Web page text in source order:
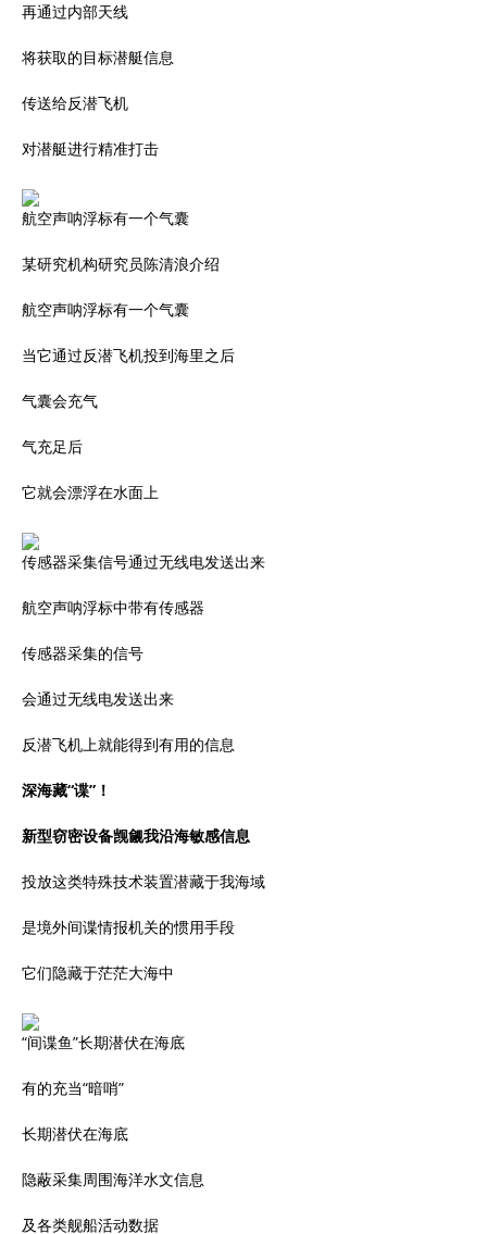
再通过内部天线
将获取的目标潜艇信息
传送给反潜飞机
对潜艇进行精准打击
航空声呐浮标有一个气囊
某研究机构研究员陈清浪介绍
航空声呐浮标有一个气囊
当它通过反潜飞机投到海里之后
气囊会充气
气充足后
它就会漂浮在水面上
传感器采集信号通过无线电发送出来
航空声呐浮标中带有传感器
传感器采集的信号
会通过无线电发送出来
反潜飞机上就能得到有用的信息
深海藏“谍”！
新型窃密设备觊觎我沿海敏感信息
投放这类特殊技术装置潜藏于我海域
是境外间谍情报机关的惯用手段
它们隐藏于茫茫大海中
“间谍鱼”长期潜伏在海底
有的充当“暗哨”
长期潜伏在海底
隐蔽采集周围海洋水文信息
及各类舰船活动数据